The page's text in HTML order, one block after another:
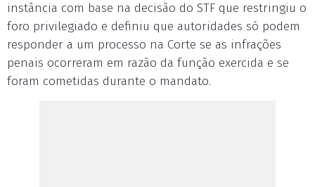
instância com base na decisão do STF que restringiu o
foro privilegiado e definiu que autoridades só podem
responder a um processo na Corte se as infrações
penais ocorreram em razão da função exercida e se
foram cometidas durante o mandato.